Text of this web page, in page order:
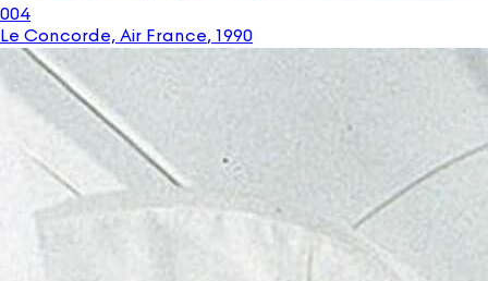
004
Le Concorde, Air France, 1990